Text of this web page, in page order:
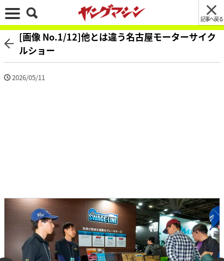
記事へ戻る
[画像 No.1/12]他とは違う名古屋モーターサイク
ルショー
2026/05/11